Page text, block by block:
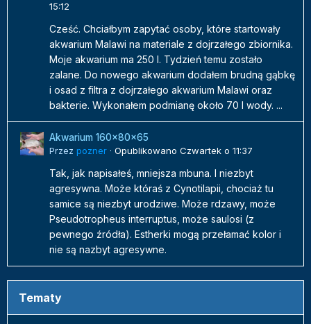
15:12
Cześć. Chciałbym zapytać osoby, które startowały
akwarium Malawi na materiale z dojrzałego zbiornika.
Moje akwarium ma 250 l. Tydzień temu zostało
zalane. Do nowego akwarium dodałem brudną gąbkę
i osad z filtra z dojrzałego akwarium Malawi oraz
bakterie. Wykonałem podmianę około 70 l wody. ...
Akwarium 160x80x65
Przez pozner · Opublikowano Czwartek o 11:37
Tak, jak napisałeś, mniejsza mbuna. I niezbyt
agresywna. Może któraś z Cynotilapii, chociaż tu
samice są niezbyt urodziwe. Może rdzawy, może
Pseudotropheus interruptus, może saulosi (z
pewnego źródła). Estherki mogą przełamać kolor i
nie są nazbyt agresywne.
Tematy